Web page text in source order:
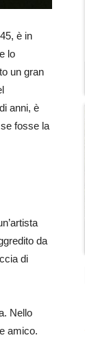
è in
lo
un gran
anni, è
fosse la
da
di
Nello
amico.